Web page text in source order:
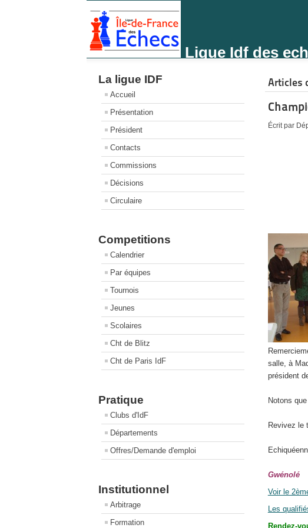
Ligue Idf des
La ligue IDF
Accueil
Présentation
Président
Contacts
Commissions
Décisions
Circulaire
Competitions
Calendrier
Par équipes
Tournois
Jeunes
Scolaires
Cht de Blitz
Cht de Paris IdF
Pratique
Clubs d'IdF
Départements
Offres/Demande d'emploi
Institutionnel
Arbitrage
Formation
Articles
Écrit par
salle, à
président
Notons
Revivez le
Gwénolé
Voir le
Les
Rendez-